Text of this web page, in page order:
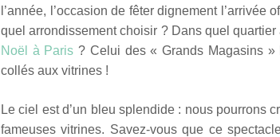
l’année, l’occasion de fêter dignement
quel arrondissement choisir ? Dans quel
Noël à Paris ? Celui des « Grands Magasins »
collés aux vitrines !
Le ciel est d’un bleu splendide : nous pourrons
fameuses vitrines. Savez-vous que ce